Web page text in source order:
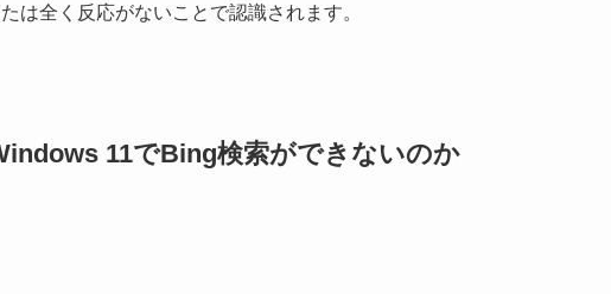
は全く反応がないことで認識されます。
11でBing検索ができないのか